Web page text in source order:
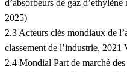
d’absorbeurs de gaz
2025)
2.3 Acteurs clés mondiaux de
classement de l’industrie,
2.4 Mondial Part de marché